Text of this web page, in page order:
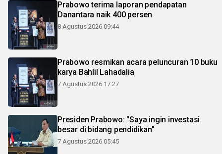
Prabowo terima laporan pendapatan
Danantara naik 400 persen
8 Agustus 2026 09:44
Prabowo resmikan acara peluncuran 10 buku
karya Bahlil Lahadalia
7 Agustus 2026 17:27
Presiden Prabowo: "Saya ingin investasi
besar di bidang pendidikan"
7 Agustus 2026 05:45